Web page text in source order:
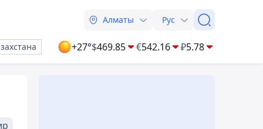
Алматы Рус
+27°$469.85 €542.16 ₽5.78